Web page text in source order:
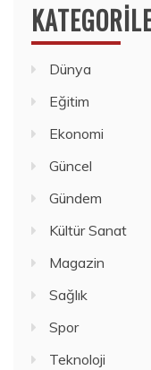
Dünya
Eğitim
Ekonomi
Güncel
Gündem
Kültür Sanat
Magazin
Sağlık
Spor
Teknoloji